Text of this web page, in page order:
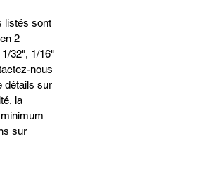
listés sont
2
32", 1/16"
nous
détails sur
la
sur